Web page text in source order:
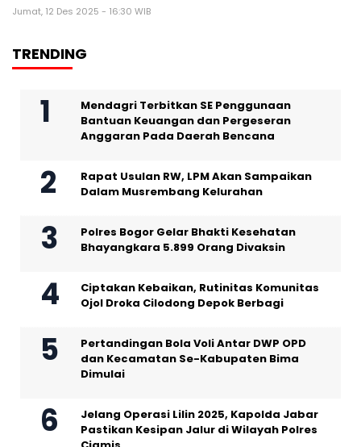
Jumat, 12 Des 2025 - 16:30 WIB
TRENDING
Mendagri Terbitkan SE Penggunaan
Bantuan Keuangan dan Pergeseran
Anggaran Pada Daerah Bencana
Rapat Usulan RW, LPM Akan Sampaikan
Dalam Musrembang Kelurahan
Polres Bogor Gelar Bhakti Kesehatan
Bhayangkara 5.899 Orang Divaksin
Ciptakan Kebaikan, Rutinitas Komunitas
Ojol Droka Cilodong Depok Berbagi
Pertandingan Bola Voli Antar DWP OPD
dan Kecamatan Se-Kabupaten Bima
Dimulai
Jelang Operasi Lilin 2025, Kapolda Jabar
Pastikan Kesipan Jalur di Wilayah Polres